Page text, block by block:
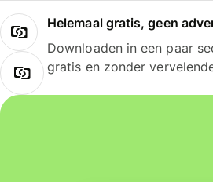
Helemaal gratis, geen
Downloaden in een paar
gratis en zonder